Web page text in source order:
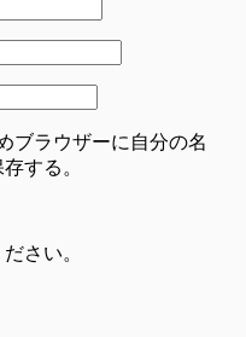
ブラウザーに自分の名
する。
さい。